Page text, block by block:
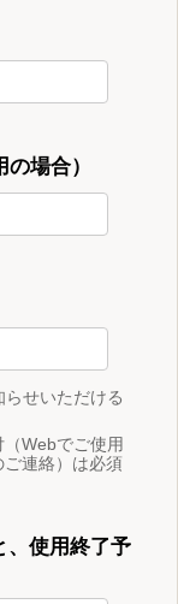
場合）
せいただける
Webでご使用
連絡）は必須
、使用終了予